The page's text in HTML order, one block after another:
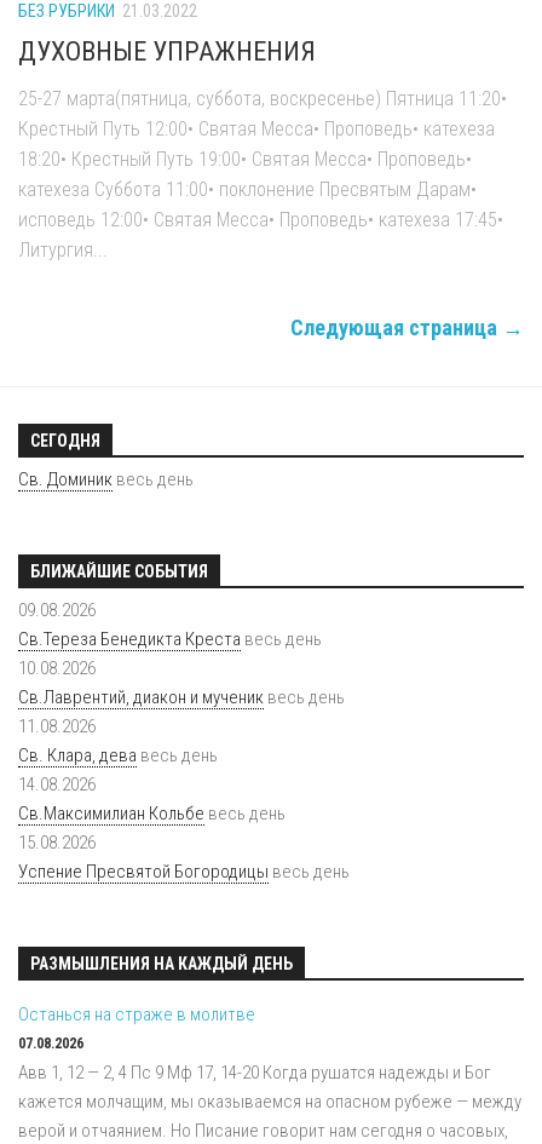
БЕЗ РУБРИКИ 21.03.2022
ДУХОВНЫЕ УПРАЖНЕНИЯ
25-27 марта(пятница, суббота, воскресенье) Пятница 11:20•
Крестный Путь 12:00• Святая Месса• Проповедь• катехеза
18:20• Крестный Путь 19:00• Святая Месса• Проповедь•
катехеза Суббота 11:00• поклонение Пресвятым Дарам•
исповедь 12:00• Святая Месса• Проповедь• катехеза 17:45•
Литургия...
Следующая страница →
СЕГОДНЯ
Св. Доминик весь день
БЛИЖАЙШИЕ СОБЫТИЯ
09.08.2026
Св.Тереза Бенедикта Креста весь день
10.08.2026
Св.Лаврентий, диакон и мученик весь день
11.08.2026
Св. Клара, дева весь день
14.08.2026
Св.Максимилиан Кольбе весь день
15.08.2026
Успение Пресвятой Богородицы весь день
РАЗМЫШЛЕНИЯ НА КАЖДЫЙ ДЕНЬ
Останься на страже в молитве
07.08.2026
Авв 1, 12 — 2, 4 Пс 9 Мф 17, 14-20 Когда рушатся надежды и Бог
кажется молчащим, мы оказываемся на опасном рубеже — между
верой и отчаянием. Но Писание говорит нам сегодня о часовых,